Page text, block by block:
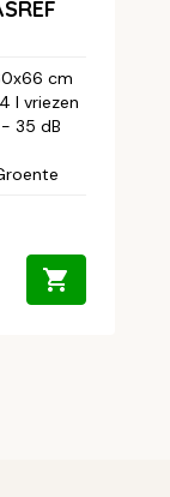
cm
l vriezen
35 dB